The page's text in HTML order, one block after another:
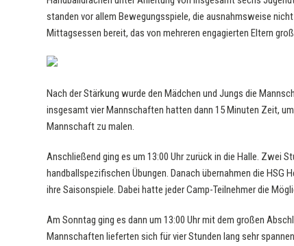
standen vor allem Bewegungsspiele, die ausnahmsweise
Mittagsessen bereit, das von mehreren engagierten Eltern
Nach der Stärkung wurde den Mädchen und Jungs die
insgesamt vier Mannschaften hatten dann 15 Minuten Zeit,
Mannschaft zu malen.
Anschließend ging es um 13:00 Uhr zurück in die Halle. Zwei
handballspezifischen Übungen. Danach übernahmen die
ihre Saisonspiele. Dabei hatte jeder Camp-Teilnehmer die
Am Sonntag ging es dann um 13:00 Uhr mit dem großen
Mannschaften lieferten sich für vier Stunden lang sehr